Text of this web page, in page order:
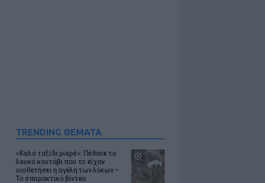
TRENDING ΘΕΜΑΤΑ
«Καλό ταξίδι μικρέ»: Πέθανε το
λευκό κουτάβι που το είχαν
υιοθετήσει η αγέλη των λύκων –
Το σπαρακτικό βίντεο